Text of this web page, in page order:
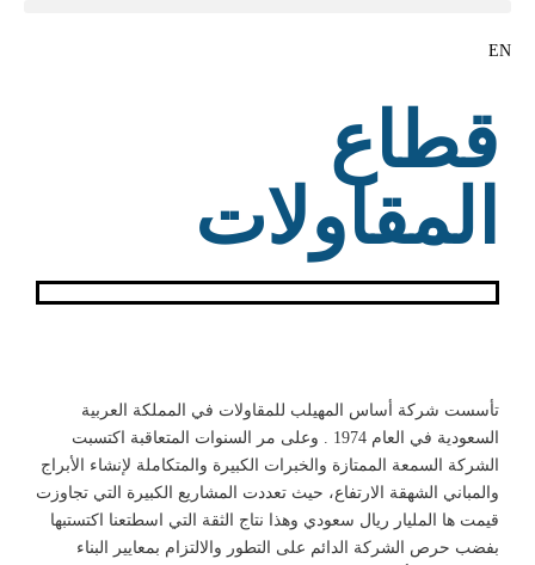
EN
قطاع
المقاولات
تأسست شركة أساس المهیلب للمقاولات في المملكة العربیة
السعودیة في العام 1974 . وعلى مر السنوات المتعاقبة اكتسبت
الشركة السمعة الممتازة والخبرات الكبیرة والمتكاملة لإنشاء الأبراج
والمباني الشهقة الارتفاع، حیث تعددت المشاریع الكبیرة التي تجاوزت
قیمت ها الملیار ریال سعودي وهذا نتاج الثقة التي اسطتعنا اكتستبھا
بفضب حرص الشركة الدائم على التطور والالتزام بمعاییر البناء